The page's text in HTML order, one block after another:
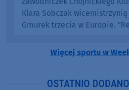
Klara Sobczak
Gmurek trzecia w Europie.
Więcej sportu w
OSTATNIO DODANO